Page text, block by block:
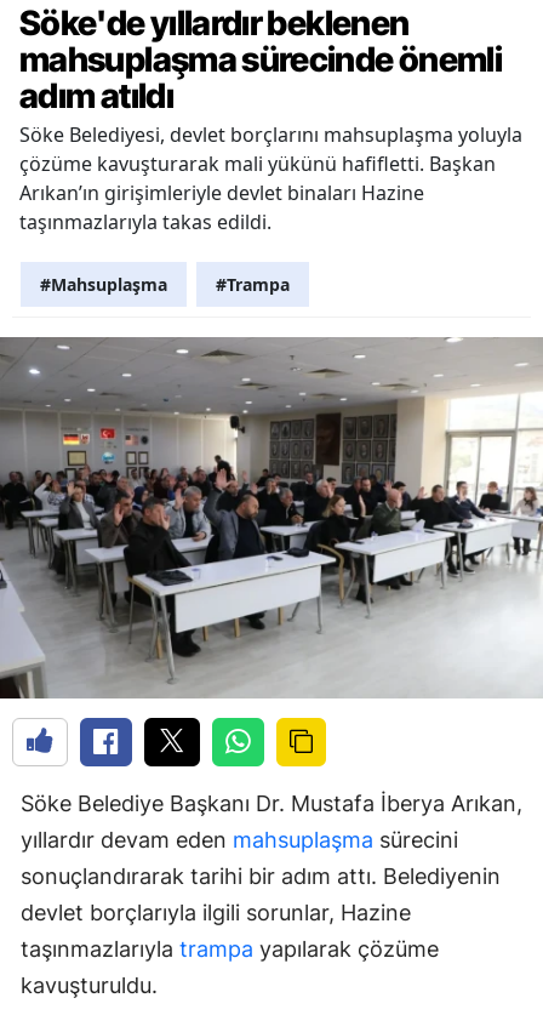
Söke'de yıllardır beklenen
mahsuplaşma sürecinde önemli
adım atıldı
Söke Belediyesi, devlet borçlarını mahsuplaşma yoluyla
çözüme kavuşturarak mali yükünü hafifletti. Başkan
Arıkan’ın girişimleriyle devlet binaları Hazine
taşınmazlarıyla takas edildi.
#Mahsuplaşma #Trampa
Söke Belediye Başkanı Dr. Mustafa İberya Arıkan,
yıllardır devam eden mahsuplaşma sürecini
sonuçlandırarak tarihi bir adım attı. Belediyenin
devlet borçlarıyla ilgili sorunlar, Hazine
taşınmazlarıyla trampa yapılarak çözüme
kavuşturuldu.